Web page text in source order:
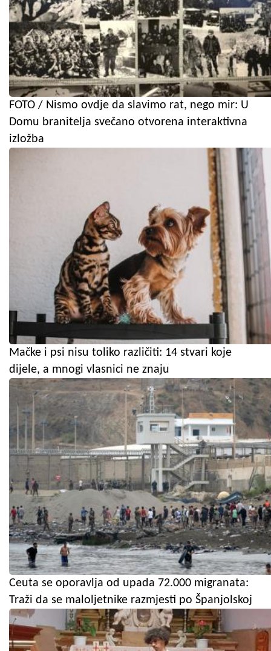
FOTO / Nismo ovdje da slavimo rat, nego mir: U
Domu branitelja svečano otvorena interaktivna
izložba
Mačke i psi nisu toliko različiti: 14 stvari koje
dijele, a mnogi vlasnici ne znaju
Ceuta se oporavlja od upada 72.000 migranata:
Traži da se maloljetnike razmjesti po Španjolskoj